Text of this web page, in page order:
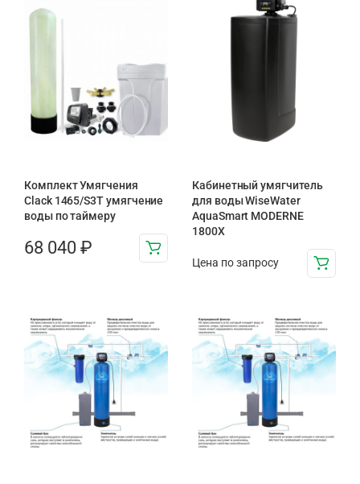
Комплект Умягчения
Clack 1465/S3T умягчение
воды по таймеру
68 040 ₽
Кабинетный умягчитель
для воды WiseWater
AquaSmart MODERNE
1800X
Цена по запросу